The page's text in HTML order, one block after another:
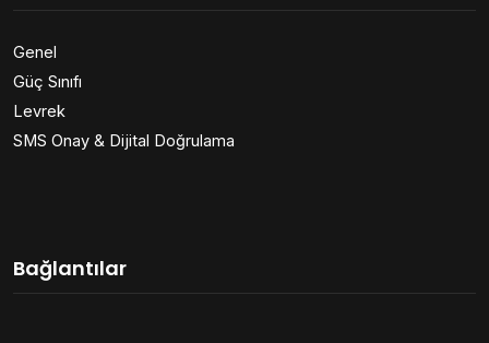
Genel
Güç Sınıfı
Levrek
SMS Onay & Dijital Doğrulama
Bağlantılar